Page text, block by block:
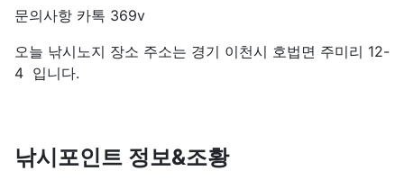
문의사항 카톡 369v
오늘 낚시노지 장소 주소는 경기 이천시 호법면 주미리 12-
4 입니다.
낚시포인트 정보&조황